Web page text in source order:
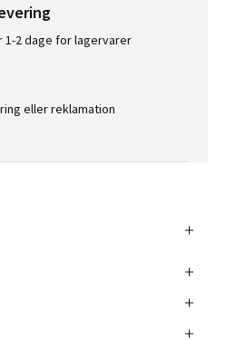
2 dage for lagervarer
eller reklamation